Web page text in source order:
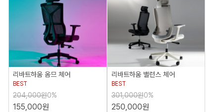
리바트하움 옴므 체어
BEST
204,000원0%
155,000원
리바트하움 밸런스 체어
BEST
301,000원0%
250,000원